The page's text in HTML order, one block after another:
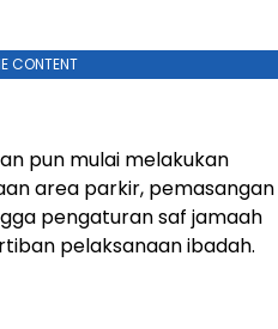
CONTENT
pun mulai melakukan
area parkir, pemasangan
pengaturan saf jamaah
pelaksanaan ibadah.